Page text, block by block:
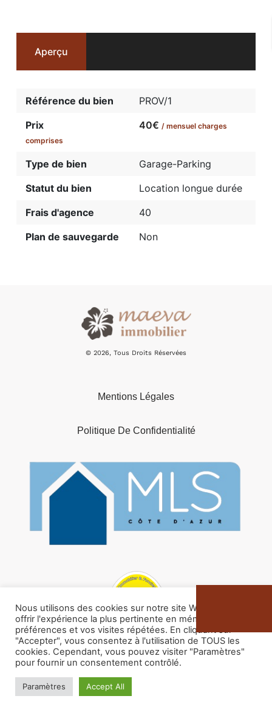
Aperçu
Référence du bien
PROV/1
Prix
40€ / mensuel charges
comprises
Type de bien
Garage-Parking
Statut du bien
Location longue durée
Frais d'agence
40
Plan de sauvegarde
Non
© 2026, Tous Droits Réservées
Mentions Légales
Politique De Confidentialité
Nous utilisons des cookies sur notre site Web pour vous
offrir l'expérience la plus pertinente en mémorisant vos
préférences et vos visites répétées. En cliquant sur
"Accepter", vous consentez à l'utilisation de TOUS les
cookies. Cependant, vous pouvez visiter "Paramètres"
pour fournir un consentement contrôlé.
Paramètres Accept All